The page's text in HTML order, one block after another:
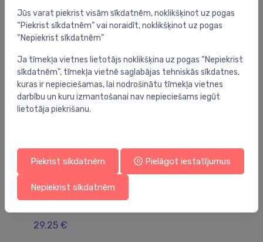
Filtru elementi maisītājiem
ūdens kannas filtrs ar augstu pH līmeni BWT
29.25 €
Jūs varat piekrist visām sīkdatnēm, noklikšķinot uz pogas
“Piekrist sīkdatnēm” vai noraidīt, noklikšķinot uz pogas
“Nepiekrist sīkdatnēm”
Ja tīmekļa vietnes lietotājs noklikšķina uz pogas “Nepiekrist
sīkdatnēm”, tīmekļa vietnē saglabājas tehniskās sīkdatnes,
kuras ir nepieciešamas, lai nodrošinātu tīmekļa vietnes
darbību un kuru izmantošanai nav nepieciešams iegūt
lietotāja piekrišanu.
Piekrist sīkdatnēm Pielāgot iestatījumus
Nepiekrist sīkdatnēm